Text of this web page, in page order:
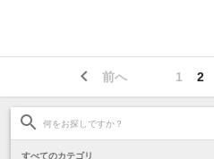
前へ 1 2